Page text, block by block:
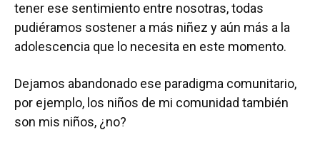
tener ese sentimiento entre nosotras, todas
pudiéramos sostener a más niñez y aún más a la
adolescencia que lo necesita en este momento.
Dejamos abandonado ese paradigma comunitario,
por ejemplo, los niños de mi comunidad también
son mis niños, ¿no?